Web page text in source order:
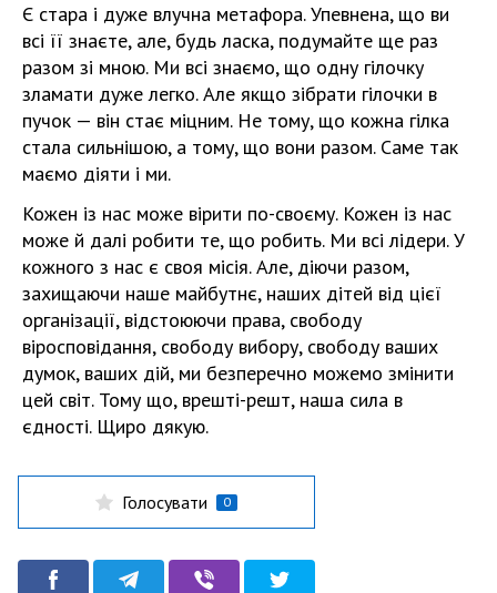
Є стара і дуже влучна метафора. Упевнена, що ви
всі її знаєте, але, будь ласка, подумайте ще раз
разом зі мною. Ми всі знаємо, що одну гілочку
зламати дуже легко. Але якщо зібрати гілочки в
пучок — він стає міцним. Не тому, що кожна гілка
стала сильнішою, а тому, що вони разом. Саме так
маємо діяти і ми.
Кожен із нас може вірити по-своєму. Кожен із нас
може й далі робити те, що робить. Ми всі лідери. У
кожного з нас є своя місія. Але, діючи разом,
захищаючи наше майбутнє, наших дітей від цієї
організації, відстоюючи права, свободу
віросповідання, свободу вибору, свободу ваших
думок, ваших дій, ми безперечно можемо змінити
цей світ. Тому що, врешті-решт, наша сила в
єдності. Щиро дякую.
Голосувати 0